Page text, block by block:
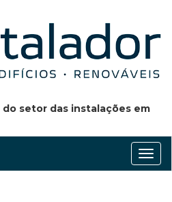
setor das instalações em